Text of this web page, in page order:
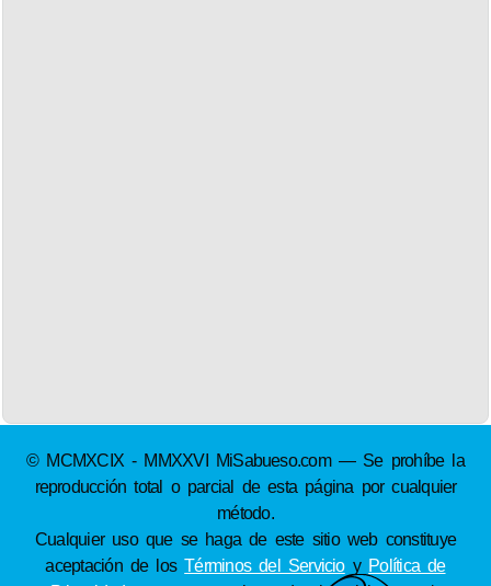
© MCMXCIX - MMXXVI MiSabueso.com — Se prohíbe la
reproducción total o parcial de esta página por cualquier
método.
Cualquier uso que se haga de este sitio web constituye
aceptación de losTérminos del Servicioy Política de